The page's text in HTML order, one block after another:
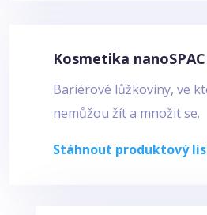
Kosmetika
Bariérové lůžkoviny, ve
nemůžou žít a množit se.
Stáhnout produktový